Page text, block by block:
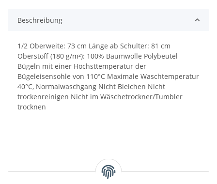
Beschreibung
1/2 Oberweite: 73 cm Länge ab Schulter: 81 cm
Oberstoff (180 g/m²): 100% Baumwolle Polybeutel
Bügeln mit einer Höchsttemperatur der
Bügeleisensohle von 110°C Maximale Waschtemperatur
40°C, Normalwaschgang Nicht Bleichen Nicht
trockenreinigen Nicht im Wäschetrockner/Tumbler
trocknen